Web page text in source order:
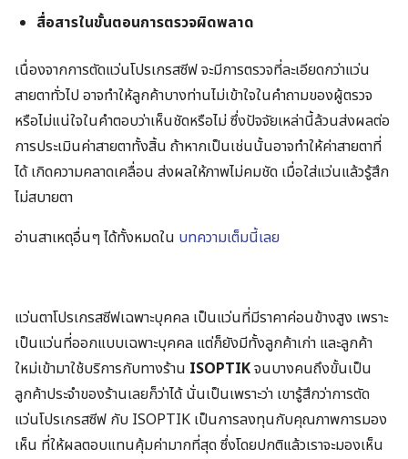
สื่อสารในขั้นตอนการตรวจผิดพลาด
เนื่องจากการตัดแว่นโปรเกรสซีฟ จะมีการตรวจที่ละเอียดกว่าแว่น
สายตาทั่วไป อาจทำให้ลูกค้าบางท่านไม่เข้าใจในคำถามของผู้ตรวจ
หรือไม่แน่ใจในคำตอบว่าเห็นชัดหรือไม่ ซึ่งปัจจัยเหล่านี้ล้วนส่งผลต่อ
การประเมินค่าสายตาทั้งสิ้น ถ้าหากเป็นเช่นนั้นอาจทำให้ค่าสายตาที่
ได้ เกิดความคลาดเคลื่อน ส่งผลให้ภาพไม่คมชัด เมื่อใส่แว่นแล้วรู้สึก
ไม่สบายตา
อ่านสาเหตุอื่นๆ ได้ทั้งหมดใน บทความเต็มนี้เลย
แว่นตาโปรเกรสซีฟเฉพาะบุคคล เป็นแว่นที่มีราคาค่อนข้างสูง เพราะ
เป็นแว่นที่ออกแบบเฉพาะบุคคล แต่ก็ยังมีทั้งลูกค้าเก่า และลูกค้า
ใหม่เข้ามาใช้บริการกับทางร้าน ISOPTIKจนบางคนถึงขั้นเป็น
ลูกค้าประจำของร้านเลยก็ว่าได้ นั่นเป็นเพราะว่า เขารู้สึกว่าการตัด
แว่นโปรเกรสซีฟ กับ ISOPTIK เป็นการลงทุนกับคุณภาพการมอง
เห็น ที่ให้ผลตอบแทนคุ้มค่ามากที่สุดซึ่งโดยปกติแล้วเราจะมองเห็น